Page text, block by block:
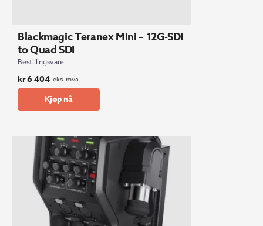
Blackmagic Teranex Mini – 12G-SDI
to Quad SDI
Bestillingsvare
kr6 404 eks. mva.
Kjøp nå